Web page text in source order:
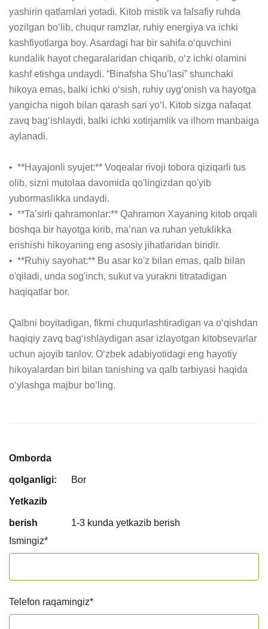
yashirin qatlamlari yotadi. Kitob mistik va falsafiy ruhda
yozilgan boʻlib, chuqur ramzlar, ruhiy energiya va ichki
kashfiyotlarga boy. Asardagi har bir sahifa oʻquvchini
kundalik hayot chegaralaridan chiqarib, oʻz ichki olamini
kashf etishga undaydi. “Binafsha Shu’lasi” shunchaki
hikoya emas, balki ichki oʻsish, ruhiy uygʻonish va hayotga
yangicha nigoh bilan qarash sari yoʻl. Kitob sizga nafaqat
zavq bagʻishlaydi, balki ichki xotirjamlik va ilhom manbaiga
aylanadi.
•  **Hayajonli syujet:** Voqealar rivoji tobora qiziqarli tus
olib, sizni mutolaa davomida qo'lingizdan qo'yib
yubormaslikka undaydi.
•  **Ta’sirli qahramonlar:** Qahramon Xayaning kitob orqali
boshqa bir hayotga kirib, ma’nan va ruhan yetuklikka
erishishi hikoyaning eng asosiy jihatlaridan biridir.
•  **Ruhiy sayohat:** Bu asar ko'z bilan emas, qalb bilan
o'qiladi, unda sog'inch, sukut va yurakni titratadigan
haqiqatlar bor.
Qalbni boyitadigan, fikrni chuqurlashtiradigan va oʻqishdan
haqiqiy zavq bagʻishlaydigan asar izlayotgan kitobsevarlar
uchun ajoyib tanlov. Oʻzbek adabiyotidagi eng hayotiy
hikoyalardan biri bilan tanishing va qalb tarbiyasi haqida
oʻylashga majbur boʻling.
Omborda
qolganligi: Bor
Yetkazib
berish
1-3 kunda yetkazib berish
Ismingiz*
Telefon raqamingiz*